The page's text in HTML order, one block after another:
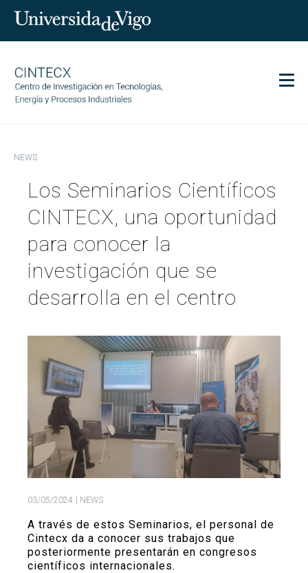
Research
Transfer
Services
Equality
Search
Search
for:
SEARCH
TwitterInstagramYoutubeLinkedin
NEWS
Los Seminarios Científicos
CINTECX, una oportunidad
para conocer la
investigación que se
desarrolla en el centro
03/05/2024 | NEWS
A través de estos Seminarios, el personal de
Cintecx da a conocer sus trabajos que
posteriormente presentarán en congresos
científicos internacionales.